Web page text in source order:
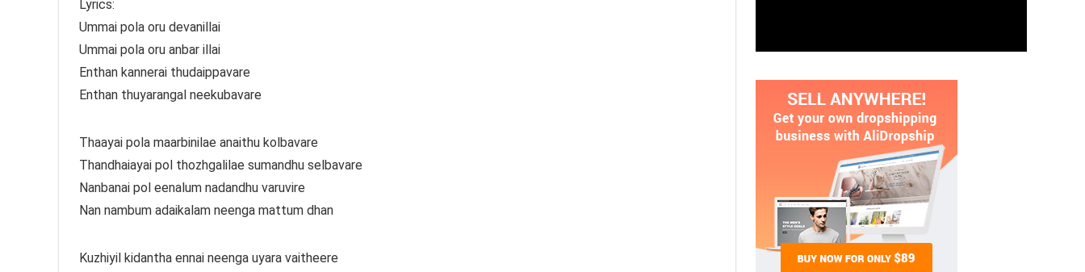
Lyrics:
Ummai pola oru devanillai
Ummai pola oru anbar illai
Enthan kannerai thudaippavare
Enthan thuyarangal neekubavare
Thaayai pola maarbinilae anaithu kolbavare
Thandhaiayai pol thozhgalilae sumandhu selbavare
Nanbanai pol eenalum nadandhu varuvire
Nan nambum adaikalam neenga mattum dhan
Kuzhiyil kidantha ennai neenga uyara vaitheere